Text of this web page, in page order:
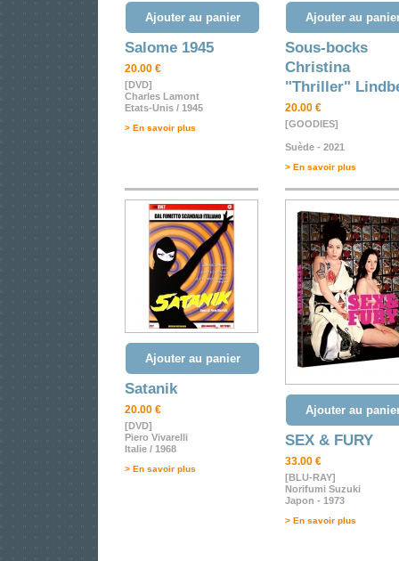
Ajouter au panier
Salome 1945
20.00 €
[DVD]
Charles Lamont
Etats-Unis / 1945
> En savoir plus
Ajouter au
Sous-bocks
Christina
"Thriller"
20.00 €
[GOODIES]
Suède - 2021
> En savoir plus
Ajouter au panier
Satanik
20.00 €
[DVD]
Piero Vivarelli
Italie / 1968
> En savoir plus
Ajouter au
SEX & FURY
33.00 €
[BLU-RAY]
Norifumi Suzuki
Japon - 1973
> En savoir plus